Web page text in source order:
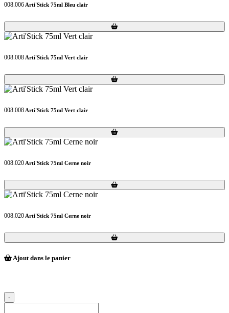
008.006 Arti'Stick 75ml Bleu clair
Loading...
Loading...
008.008 Arti'Stick 75ml Vert clair
Loading...
Loading...
008.008 Arti'Stick 75ml Vert clair
Loading...
Loading...
008.020 Arti'Stick 75ml Cerne noir
Loading...
Loading...
008.020 Arti'Stick 75ml Cerne noir
Loading...
Loading...
Ajout dans le panier
-